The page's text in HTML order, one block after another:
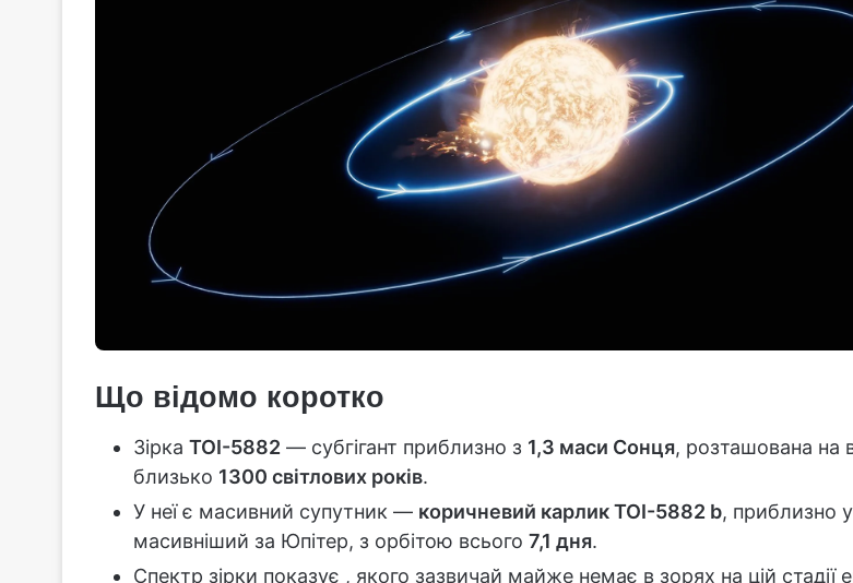
Що відомо коротко
Зірка TOI-5882 — субгігант приблизно з 1,3 маси Сонця, розташована на
близько 1300 світлових років.
У неї є масивний супутник — коричневий карлик TOI-5882 b, приблизно
масивніший за Юпітер, з орбітою всього 7,1 дня.
Спектр зірки показує , якого зазвичай майже немає в зорях на цій стадії